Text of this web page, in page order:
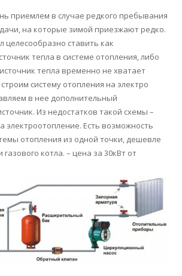
приемлем в случае редкого пребывания
на которые зимой приезжают редко.
целесообразно ставить как
тепла в системе отопления, либо
тепла временно не хватает
систему отопления на электро
в нее дополнительный
Из недостатков такой схемы –
электроотопление. Есть возможность
отопления из одной точки, дешевле
котла. – цена за 30кВт от